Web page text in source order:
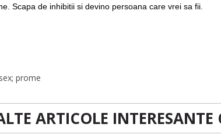
Scapa de inhibitii si devino persoana care vrei sa fii.
prome
ARTICOLE INTERESANTE